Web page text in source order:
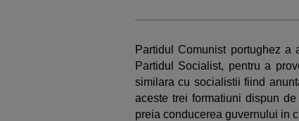
Partidul Comunist portughez
Partidul Socialist, pentru a
similara cu socialistii fiind
aceste trei formatiuni dispun
preia conducerea guvernului in